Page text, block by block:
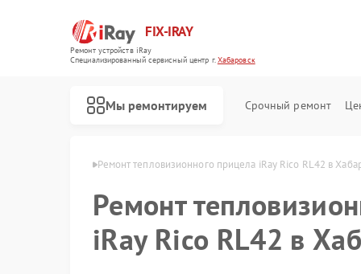
FIX-IRAY
Ремонт устройств iRay
Специализированный cервисный центр г.Хабаровск
Мы ремонтируем Срочный ремонт
Ремонт тепловизионного прицела iRay Rico RL42 в
Ремонт
iRay Rico RL42 в